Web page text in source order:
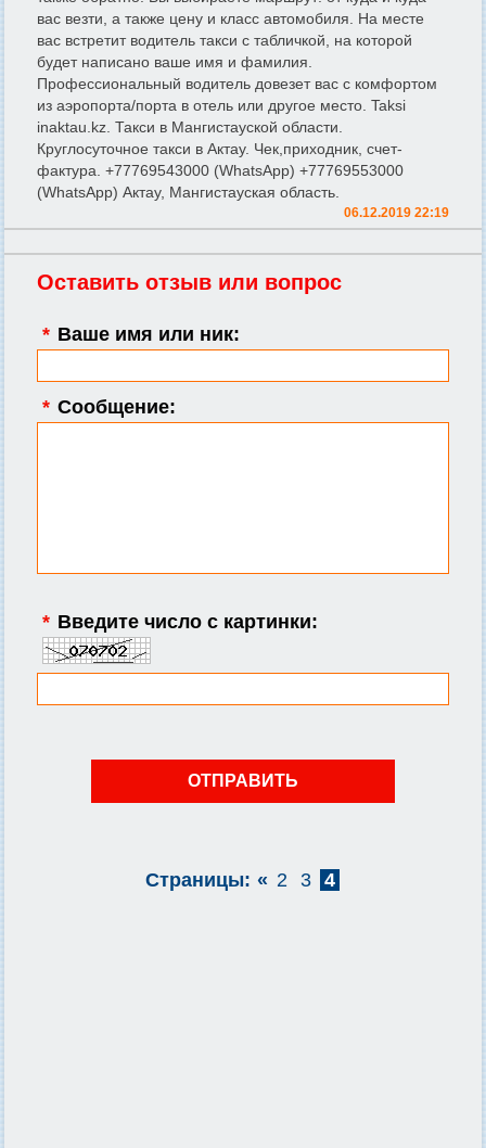
вас везти, а также цену и класс автомобиля. На месте
вас встретит водитель такси с табличкой, на которой
будет написано ваше имя и фамилия.
Профессиональный водитель довезет вас с комфортом
из аэропорта/порта в отель или другое место. Taksi
inaktau.kz. Такси в Мангистауской области.
Круглосуточное такси в Актау. Чек,приходник, счет-
фактура. +77769543000 (WhatsApp) +77769553000
(WhatsApp) Актау, Мангистауская область.
06.12.2019 22:19
Оставить отзыв или вопрос
* Ваше имя или ник:
* Сообщение:
* Введите число с картинки:
Страницы: « 2 3 4